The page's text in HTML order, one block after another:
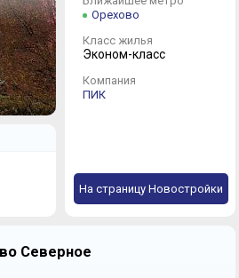
Орехово
Класс жилья
Эконом-класс
Компания
ПИК
На страницу Новостройки
Северное